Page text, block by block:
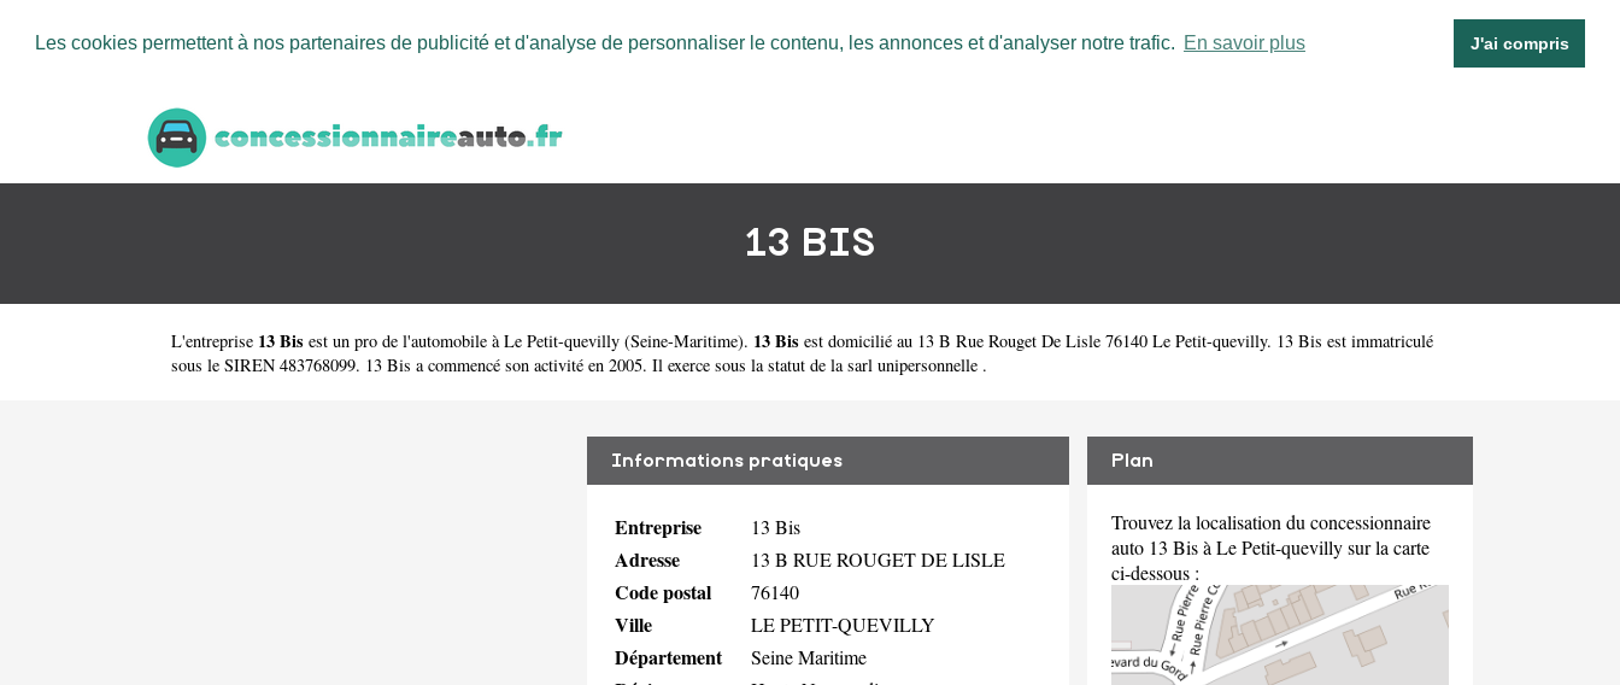
Les cookies permettent à nos partenaires de publicité et d'analyse de personnaliser le contenu, les annonces et d'analyser notre trafic. En savoir plus J'ai compris
13 BIS
L'entreprise 13 Bis est un pro de l'automobile à Le Petit-quevilly (Seine-Maritime). 13 Bis est domicilié au 13 B Rue Rouget De Lisle 76140 Le Petit-quevilly. 13 Bis est immatriculé
sous le SIREN 483768099. 13 Bis a commencé son activité en 2005. Il exerce sous la statut de la sarl unipersonnelle .
Informations pratiques
Entreprise 13 Bis
Adresse 13 B RUE ROUGET DE LISLE
Code postal 76140
Ville LE PETIT-QUEVILLY
Département Seine Maritime
Plan
Trouvez la localisation du concessionnaire
auto 13 Bis à Le Petit-quevilly sur la carte
ci-dessous :